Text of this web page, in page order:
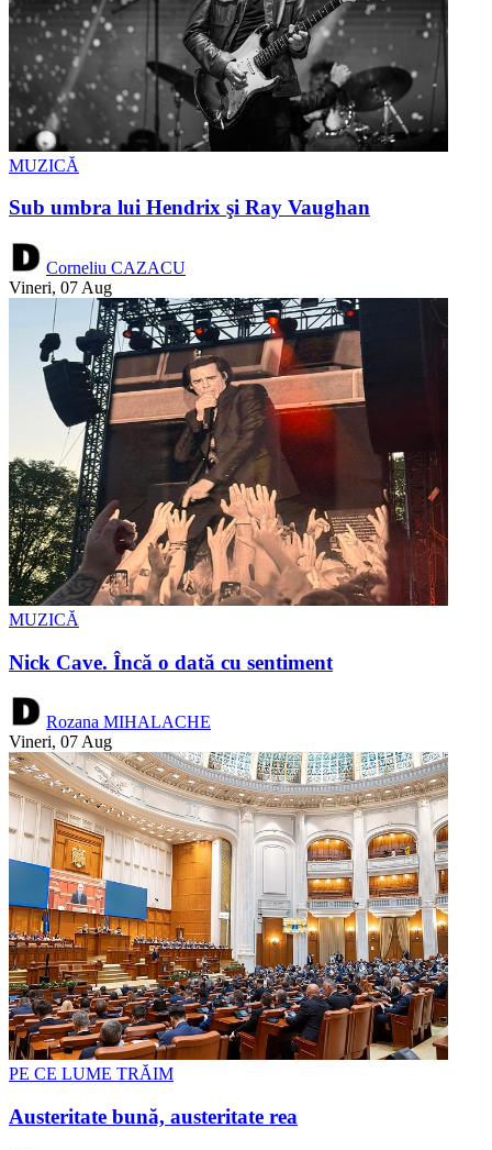
MUZICĂ
Sub umbra lui Hendrix şi Ray Vaughan
Corneliu CAZACU
Vineri, 07 Aug
MUZICĂ
Nick Cave. Încă o dată cu sentiment
Rozana MIHALACHE
Vineri, 07 Aug
PE CE LUME TRĂIM
Austeritate bună, austeritate rea